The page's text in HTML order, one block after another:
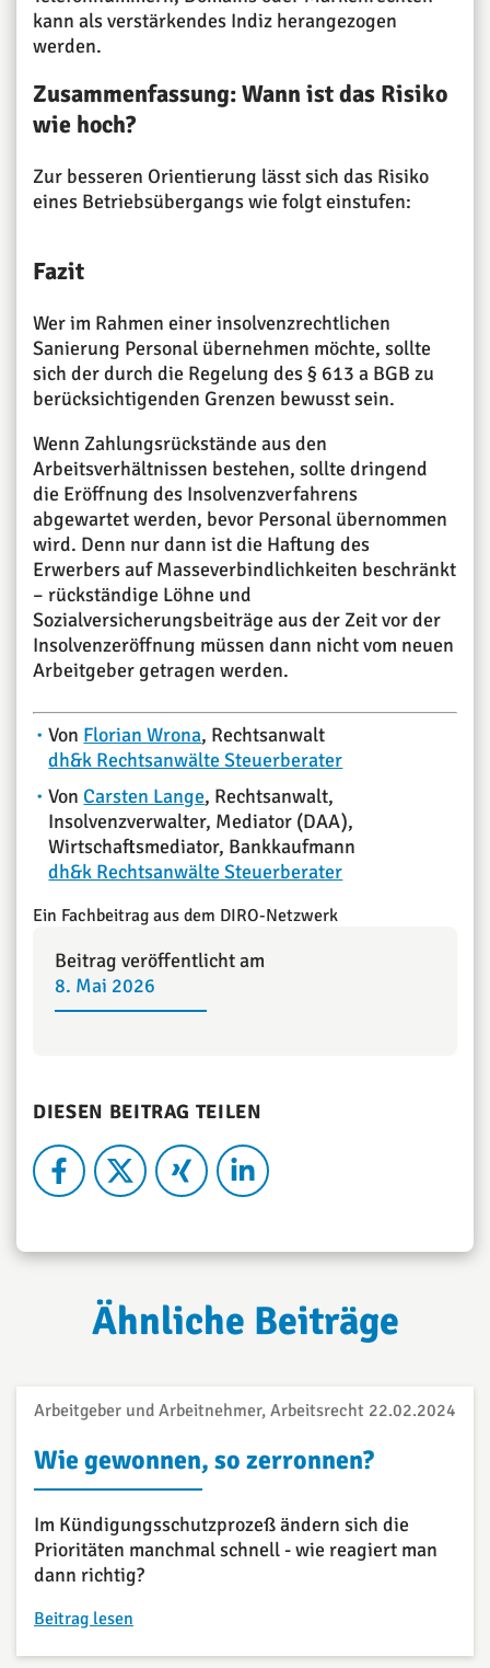
kann als verstärkendes Indiz herangezogen
werden.
Zusammenfassung: Wann ist das Risiko
wie hoch?
Zur besseren Orientierung lässt sich das Risiko
eines Betriebsübergangs wie folgt einstufen:
Fazit
Wer im Rahmen einer insolvenzrechtlichen
Sanierung Personal übernehmen möchte, sollte
sich der durch die Regelung des § 613 a BGB zu
berücksichtigenden Grenzen bewusst sein.
Wenn Zahlungsrückstände aus den
Arbeitsverhältnissen bestehen, sollte dringend
die Eröffnung des Insolvenzverfahrens
abgewartet werden, bevor Personal übernommen
wird. Denn nur dann ist die Haftung des
Erwerbers auf Masseverbindlichkeiten beschränkt
– rückständige Löhne und
Sozialversicherungsbeiträge aus der Zeit vor der
Insolvenzeröffnung müssen dann nicht vom neuen
Arbeitgeber getragen werden.
Von Florian Wrona, Rechtsanwalt
dh&k Rechtsanwälte Steuerberater
Von Carsten Lange, Rechtsanwalt,
Insolvenzverwalter, Mediator (DAA),
Wirtschaftsmediator, Bankkaufmann
dh&k Rechtsanwälte Steuerberater
Ein Fachbeitrag aus dem DIRO-Netzwerk
Beitrag veröffentlicht am
8. Mai 2026
DIESEN BEITRAG TEILEN
Ähnliche Beiträge
Arbeitgeber und Arbeitnehmer, Arbeitsrecht 22.02.2024
Wie gewonnen, so zerronnen?
Im Kündigungsschutzprozeß ändern sich die
Prioritäten manchmal schnell - wie reagiert man
dann richtig?
Beitrag lesen